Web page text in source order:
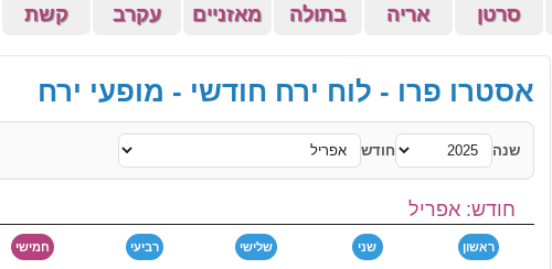
סרטן אריה בתולה מאזניים עקרב קשת
אסטרו פרו - לוח ירח חודשי - מופעי ירח
שנה חודש
חודש: אפריל
ראשון שני שלישי רביעי חמישי